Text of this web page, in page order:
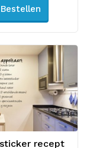
Bestellen
recept